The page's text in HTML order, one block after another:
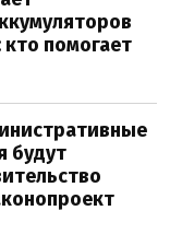
помогает
будут